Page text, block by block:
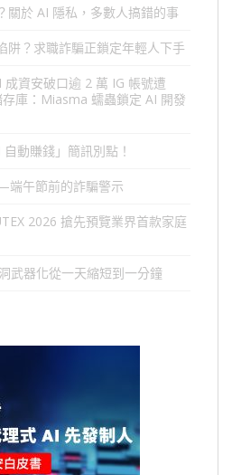
關於 AI 隱私，多數人搞錯的事
阱？求職詐騙正鎖定年輕人下手
資安破口逾 2 萬 IG 帳號遭
庫：Miasma 蠕蟲鎖定 AI 開發
動賺錢」簡訊別點！
午節前的詐騙警示
2026 搶先預覽業界首款家庭
武器化從一天縮短到一分鐘